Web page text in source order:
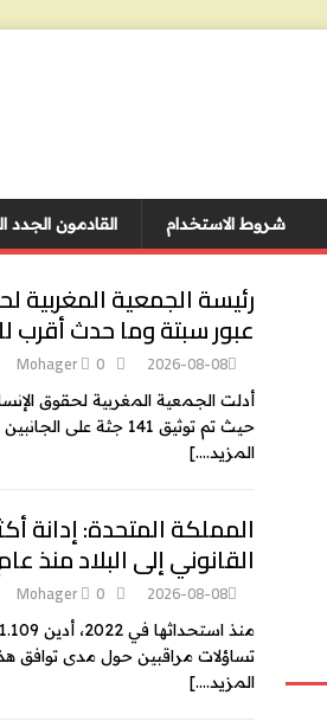
القادمون الجدد شروط الاستخدام
عبور سبتة وما حدث أقرب
2026-08-08
Mohager 0
أدلت الجمعية المغربية لحقوق
حيث تم توثيق 141 جثة على الجانبين الإسباني والمغربي، إضافة إلى حدوث اعتقالات واستمرار التوثيق بشأن
المزيد….]
القانوني إلى البلاد منذ عام
2026-08-08
Mohager 0
تساؤلات مراقبين حول مدى توافق
المزيد….]